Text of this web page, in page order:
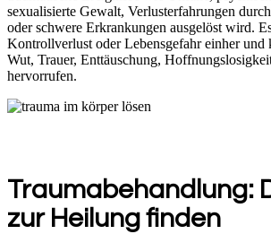
sexualisierte Gewalt, Verlusterfahrungen
oder schwere Erkrankungen ausgelöst wird.
Kontrollverlust oder Lebensgefahr einher und
Wut, Trauer, Enttäuschung,
hervorrufen.
Traumabehandlung:
zur Heilung finden